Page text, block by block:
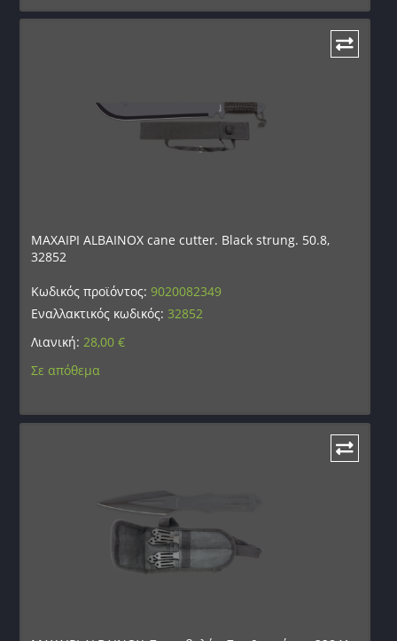
ΜΑΧΑΙΡΙ ALBAINOX cane cutter. Black strung. 50.8,
32852
Κωδικός προϊόντος:9020082349
Εναλλακτικός κωδικός: 32852
Λιανική:28,00€
Σε απόθεμα